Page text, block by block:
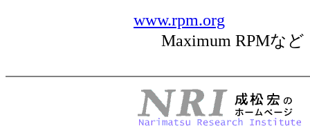
www.rpm.org
Maximum RPMなど